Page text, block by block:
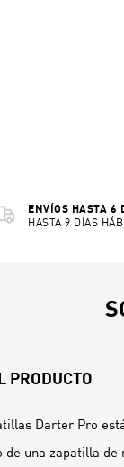
ENVÍOS HASTA 6
HASTA 9 DÍAS
PRODUCTO
Darter Pro
de una zapatilla de